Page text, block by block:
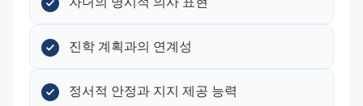
진학 계획과의 연계성
정서적 안정과 지지 제공 능력